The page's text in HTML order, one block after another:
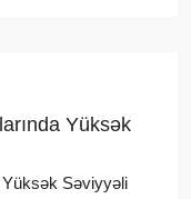
Yüksək
Yüksək Səviyyəli